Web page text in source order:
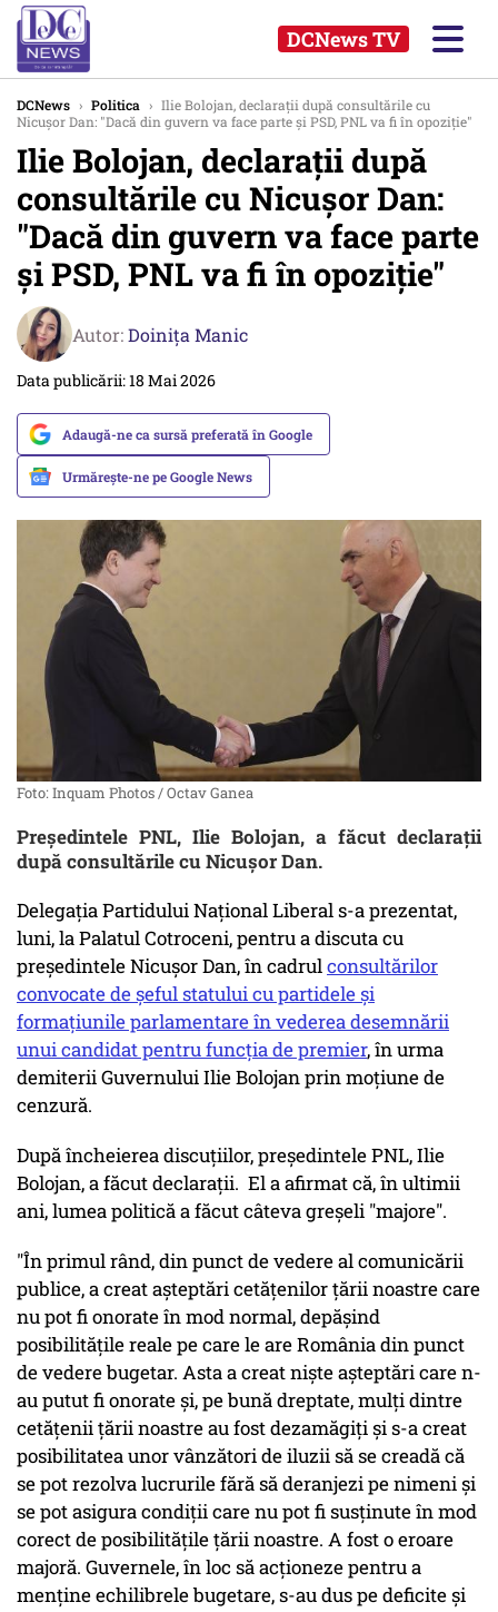
DCNews TV
DCNews › Politica › Ilie Bolojan, declarații după consultările cu
Nicușor Dan: "Dacă din guvern va face parte și PSD, PNL va fi în opoziție"
Ilie Bolojan, declarații după
consultările cu Nicușor Dan:
"Dacă din guvern va face parte
și PSD, PNL va fi în opoziție"
Autor:Doinița Manic
Data publicării: 18 Mai 2026
Adaugă-ne ca sursă preferată în Google
Urmărește-ne pe Google News
Foto: Inquam Photos / Octav Ganea
Președintele PNL, Ilie Bolojan, a făcut declarații
după consultările cu Nicușor Dan.
Delegaţia Partidului Naţional Liberal s-a prezentat,
luni, la Palatul Cotroceni, pentru a discuta cu
preşedintele Nicuşor Dan, în cadrulconsultărilor
convocate de şeful statului cu partidele şi
formaţiunile parlamentare în vederea desemnării
unui candidat pentru funcţia de premier, în urma
demiterii Guvernului Ilie Bolojan prin moţiune de
cenzură.
După încheierea discuțiilor, președintele PNL, Ilie
Bolojan, a făcut declarații. El a afirmat că, în ultimii
ani, lumea politică a făcut câteva greşeli "majore".
"În primul rând, din punct de vedere al comunicării
publice, a creat aşteptări cetăţenilor ţării noastre care
nu pot fi onorate în mod normal, depăşind
posibilităţile reale pe care le are România din punct
de vedere bugetar. Asta a creat nişte aşteptări care n-
au putut fi onorate şi, pe bună dreptate, mulţi dintre
cetăţenii ţării noastre au fost dezamăgiţi şi s-a creat
posibilitatea unor vânzători de iluzii să se creadă că
se pot rezolva lucrurile fără să deranjezi pe nimeni şi
se pot asigura condiţii care nu pot fi susţinute în mod
corect de posibilităţile ţării noastre. A fost o eroare
majoră. Guvernele, în loc să acţioneze pentru a
menţine echilibrele bugetare, s-au dus pe deficite şi